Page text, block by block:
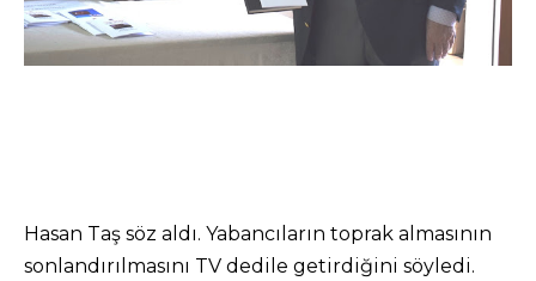
Hasan Taş söz aldı. Yabancıların toprak almasının
sonlandırılmasını TV dedile getirdiğini söyledi.